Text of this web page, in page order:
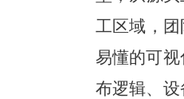
工区域，
易懂的可
布逻辑、